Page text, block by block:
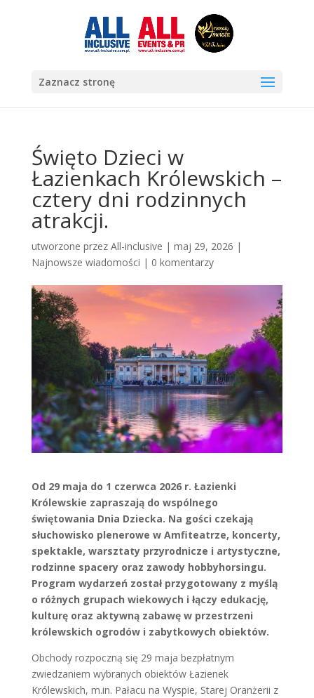
Zaznacz stronę
Święto Dzieci w
Łazienkach Królewskich –
cztery dni rodzinnych
atrakcji.
utworzone przez All-inclusive | maj 29, 2026 |
Najnowsze wiadomości | 0 komentarzy
Od 29 maja do 1 czerwca 2026 r. Łazienki
Królewskie zapraszają do wspólnego
świętowania Dnia Dziecka. Na gości czekają
słuchowisko plenerowe w Amfiteatrze, koncerty,
spektakle, warsztaty przyrodnicze i artystyczne,
rodzinne spacery oraz zawody hobbyhorsingu.
Program wydarzeń został przygotowany z myślą
o różnych grupach wiekowych i łączy edukację,
kulturę oraz aktywną zabawę w przestrzeni
królewskich ogrodów i zabytkowych obiektów.
Obchody rozpoczną się 29 maja bezpłatnym
zwiedzaniem wybranych obiektów Łazienek
Królewskich, m.in. Pałacu na Wyspie, Starej Oranżerii z